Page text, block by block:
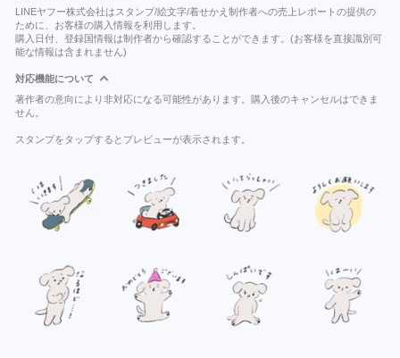
LINEヤフー株式会社はスタンプ/絵文字/着せかえ制作者への売上レポートの提供の
ために、お客様の購入情報を利用します。
購入日付、登録国情報は制作者から確認することができます。(お客様を直接識別可
能な情報は含まれません)
対応機能について
著作者の意向により非対応になる可能性があります。購入後のキャンセルはできま
せん。
スタンプをタップするとプレビューが表示されます。